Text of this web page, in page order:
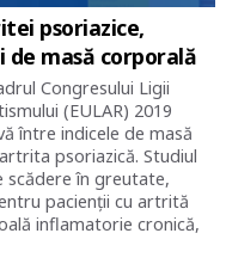
psoriazice,
de masă corporală
Congresului Ligii
(EULAR) 2019
între indicele de masă
psoriazică. Studiul
scădere în greutate,
pacienții cu artrită
inflamatorie cronică,